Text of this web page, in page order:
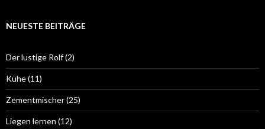
NEUESTE BEITRÄGE
Der lustige Rolf (2)
Kühe (11)
Zementmischer (25)
Liegen lernen (12)